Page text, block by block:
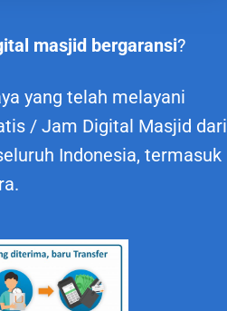
masjid bergaransi?
yang telah melayani
/ Jam Digital Masjid dari
Indonesia, termasuk